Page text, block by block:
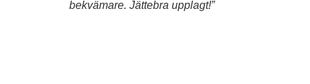
bekvämare. Jättebra upplagt!”